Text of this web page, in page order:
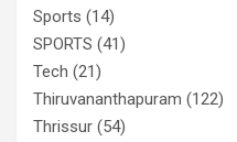
Sports (14)
SPORTS (41)
Tech (21)
Thiruvananthapuram (122)
Thrissur (54)